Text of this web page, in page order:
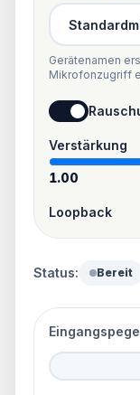
Gerätenamen
Mikrofonzugriff
Verstärkung
1.00
Loopback
Status: Bereit